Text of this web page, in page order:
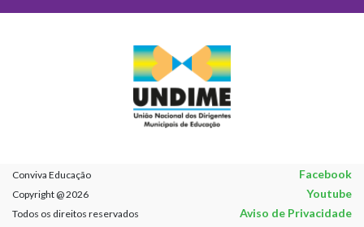
Conviva Educação Facebook
Copyright @ 2026 Youtube
Todos os direitos reservados
Aviso de Privacidade